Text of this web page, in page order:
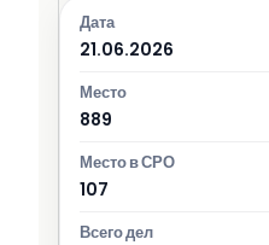
21.06.2026
889
107